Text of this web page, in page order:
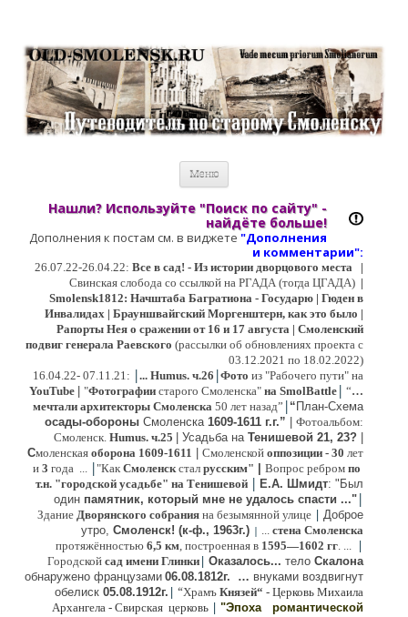
открытки, карты …
Меню
Нашли? Используйте "Поиск по сайту" -
найдёте больше!
Дополнения к постам см. в виджете "Дополнения
и комментарии":
26.07.22-26.04.22: Все в сад! - Из истории дворцового места
|
Свинская слобода со ссылкой на РГАДА (тогда ЦГАДА) |
Smolensk1812: Начштаба Багратиона - Государю | Гюден в
Инвалидах | Брауншвайгский Моргенштерн, как это было |
Рапорты Нея о сражении от 16 и 17 августа | Смоленский
подвиг генерала Раевского (рассылки об обновлениях проекта с
03.12.2021 по 18.02.2022)
16.04.22- 07.11.21: |... Humus. ч.26 |Фото из "Рабочего пути" на
YouTube
"Фотографии старого Смоленска" на SmolBattle | “…
мечтали архитекторы Смоленска 50 лет назад” | “ План-Схема
осады-обороны Смоленска 1609-1611 г.г.”
Фотоальбом:
Смоленск. Humus. ч.25 | Усадьба на Тенишевой 21, 23?
Смоленская оборона 1609-1611 Смоленской оппозиции - 30 лет
и 3 года ... |"Как Смоленскстал русским" Вопрос ребром по
т.н. "городской усадьбе" на Тенишевой | Е.А. Шмидт: "Был
один памятник, который мне не удалось спасти ..." |
Здание Дворянского собрания на безымянной улице | Доброе
утро, Смоленск! (к-ф., 1963г.) | ... стена Смоленска
протяжённостью 6,5 км, построенная в 1595—1602 гг. ... |
Городской сад имени Глинки | Оказалось... тело Скалона
обнаружено французами 06.08.1812г. … внуками воздвигнут
обелиск 05.08.1912г. | “Храмъ Князей“ - Церковь Михаила
Архангела - Свирская церковь | "Эпохаромантической